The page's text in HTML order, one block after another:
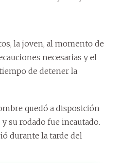
la joven, al momento de
necesarias y el
de detener la
quedó a disposición
su rodado fue incautado.
durante la tarde del